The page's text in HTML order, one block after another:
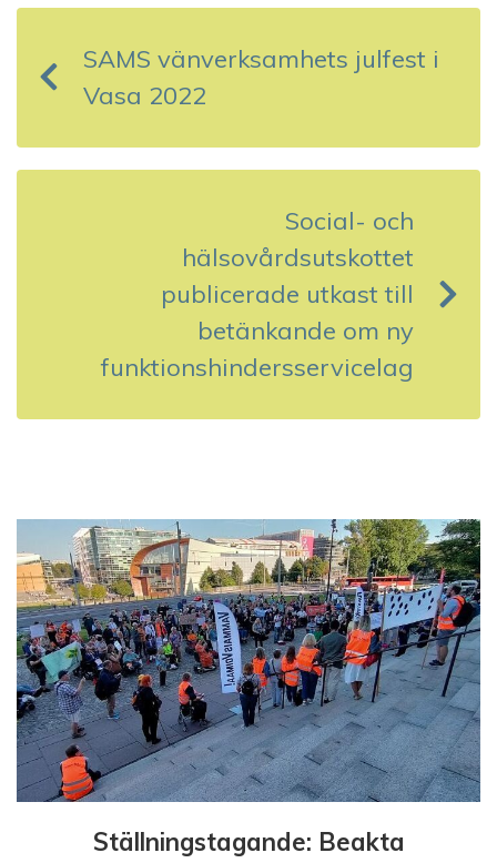
n
g
v
e
r
i
n
g
SAMS vänverksamhets julfest i
Vasa 2022
Social- och
hälsovårdsutskottet
publicerade utkast till
betänkande om ny
funktionshindersservicelag
Ställningstagande: Beakta